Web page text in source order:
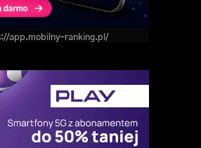
app.mobilny-ranking.pl/